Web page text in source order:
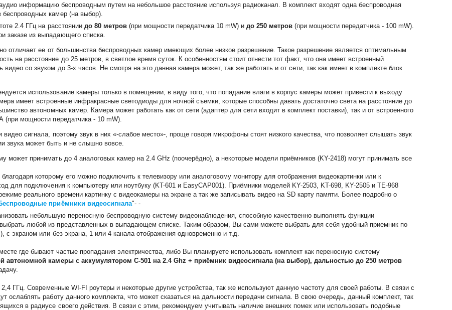
информацию беспроводным путем на небольшое расстояние используя радиоканал. В комплект входят одна беспроводная
камер (на выбор).
2.4 ГГц на расстоянии до 80 метров(при мощности передатчика 10 mW) и до 250 метров(при мощности передатчика - 100 mW).
заказе из выпадающего списка.
отличает ее от большинства беспроводных камер имеющих более низкое разрешение. Такое разрешение является оптимальным
на расстояние до 25 метров, в светлое время суток. К особенностям стоит отнести тот факт, что она имеет встроенный
видео со звуком до 3-х часов. Не смотря на это данная камера может, так же работать и от сети, так как имеет в комплекте блок
использование камеры только в помещении, в виду того, что попадание влаги в корпус камеры может привести к выходу
имеет встроенные инфракрасные светодиоды для ночной съемки, которые способны давать достаточно света на расстояние до
автономных камер. Камера может работать как от сети (адаптер для сети входит в комплект поставки), так и от встроенного
(при мощности передатчика - 10 mW).
сигнала, поэтому звук в них «-слабое место»-, проще говоря микрофоны стоят низкого качества, что позволяет слышать звук
звука может быть и не слышно вовсе.
может принимать до 4 аналоговых камер на 2.4 GHz (поочерёдно), а некоторые модели приёмников (KY-2418) могут принимать все
которому его можно подключить к телевизору или аналоговому монитору для отображения видеокартинки или к
для подключения к компьютеру или ноутбуку (KT-601 и EasyCAP001). Приёмники моделей KY-2503, KT-698, KY-2505 и TE-968
реального времени картинку с видеокамеры на экране а так же записывать видео на SD карту памяти. Более подробно о
приёмники видеосигнала"--
небольшую переносную беспроводную систему видеонаблюдения, способную качественно выполнять функции
любой из представленных в выпадающем списке. Таким образом, Вы сами можете выбрать для себя удобный приемник по
экраном или без экрана, 1 или 4 канала отображения одновременно и т.д.
где бывают частые пропадания электричества, либо Вы планируете использовать комплект как переносную систему
автономной камеры с аккумулятором С-501 на 2.4 Ghz + приёмник видеосигнала (на выбор), дальностью до 250 метров
2,4 ГГц. Современные WI-FI роутеры и некоторые другие устройства, так же используют данную частоту для своей работы. В связи с
ослаблять работу данного комплекта, что может сказаться на дальности передачи сигнала. В свою очередь, данный комплект, так
в радиусе своего действия. В связи с этим, рекомендуем учитывать наличие внешних помех или использовать подобные